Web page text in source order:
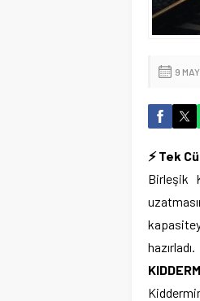
9
⚡ Tek
Birleşik
hazırladı.